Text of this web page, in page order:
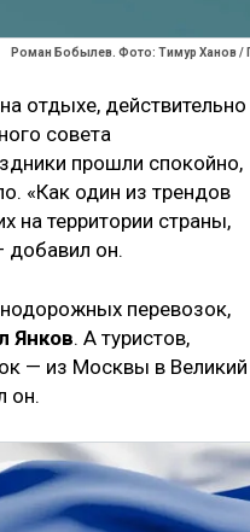
Роман Бобылев. Фото: Тимур Ханов /
отдыхе, действительно
совета
прошли спокойно,
«Как один из трендов
на территории страны,
добавил он.
перевозок,
Янков. А туристов,
— из Москвы в Великий
он.